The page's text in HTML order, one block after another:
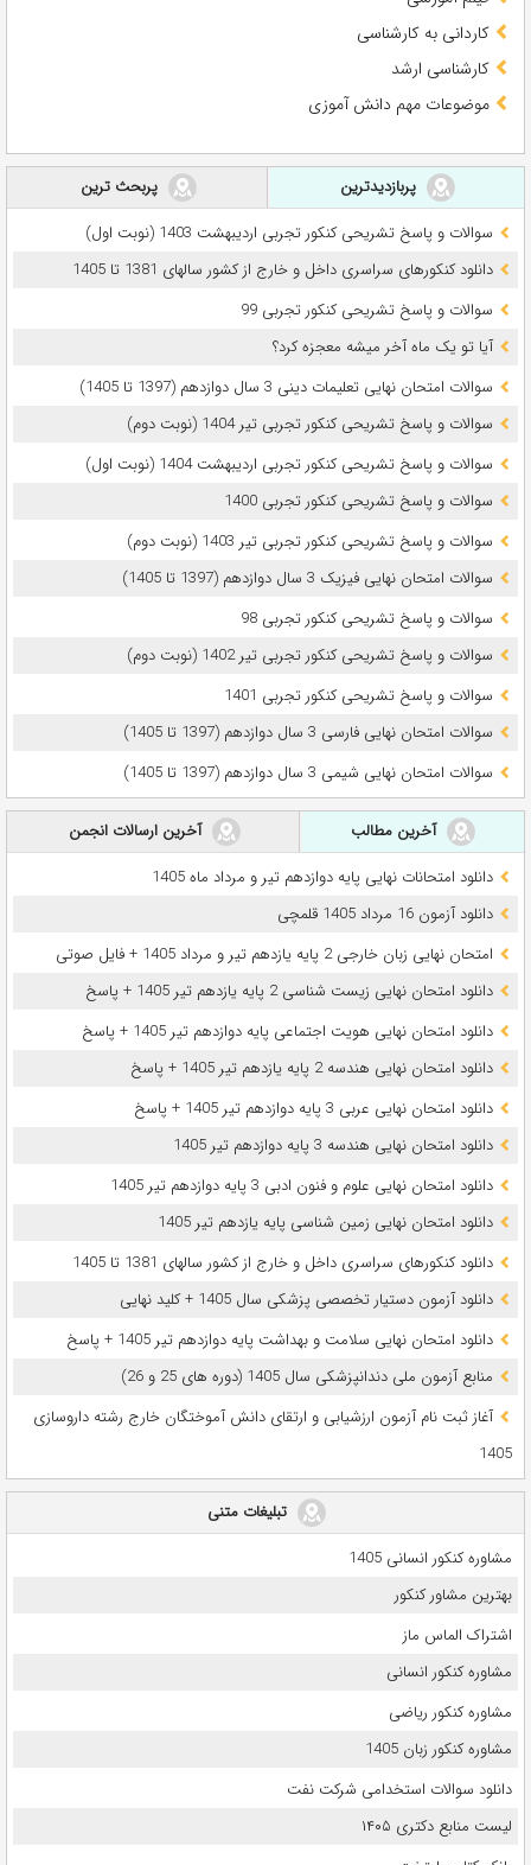
کاردانی به کارشناسی
کارشناسی ارشد
موضوعات مهم دانش آموزی
پربازدیدترین
پربحث ترین
سوالات و پاسخ تشریحی کنکور تجربی اردیبهشت 1403 (نوبت اول)
دانلود کنکورهای سراسری داخل و خارج از کشور سالهای 1381 تا 1405
سوالات و پاسخ تشریحی کنکور تجربی 99
آیا تو یک ماه آخر میشه معجزه کرد؟
سوالات امتحان نهایی تعلیمات دینی 3 سال دوازدهم (1397 تا 1405)
سوالات و پاسخ تشریحی کنکور تجربی تیر 1404 (نوبت دوم)
سوالات و پاسخ تشریحی کنکور تجربی اردیبهشت 1404 (نوبت اول)
سوالات و پاسخ تشریحی کنکور تجربی 1400
سوالات و پاسخ تشریحی کنکور تجربی تیر 1403 (نوبت دوم)
سوالات امتحان نهایی فیزیک 3 سال دوازدهم (1397 تا 1405)
سوالات و پاسخ تشریحی کنکور تجربی 98
سوالات و پاسخ تشریحی کنکور تجربی تیر 1402 (نوبت دوم)
سوالات و پاسخ تشریحی کنکور تجربی 1401
سوالات امتحان نهایی فارسی 3 سال دوازدهم (1397 تا 1405)
سوالات امتحان نهایی شیمی 3 سال دوازدهم (1397 تا 1405)
آخرین مطالب
آخرین ارسالات انجمن
دانلود امتحانات نهایی پایه دوازدهم تیر و مرداد ماه 1405
دانلود آزمون 16 مرداد 1405 قلمچی
امتحان نهایی زبان خارجی 2 پایه یازدهم تیر و مرداد 1405 + فایل صوتی
دانلود امتحان نهایی زیست شناسی 2 پایه یازدهم تیر 1405 + پاسخ
دانلود امتحان نهایی هویت اجتماعی پایه دوازدهم تیر 1405 + پاسخ
دانلود امتحان نهایی هندسه 2 پایه یازدهم تیر 1405 + پاسخ
دانلود امتحان نهایی عربی 3 پایه دوازدهم تیر 1405 + پاسخ
دانلود امتحان نهایی هندسه 3 پایه دوازدهم تیر 1405
دانلود امتحان نهایی علوم و فنون ادبی 3 پایه دوازدهم تیر 1405
دانلود امتحان نهایی زمین شناسی پایه یازدهم تیر 1405
دانلود کنکورهای سراسری داخل و خارج از کشور سالهای 1381 تا 1405
دانلود آزمون دستیار تخصصی پزشکی سال 1405 + کلید نهایی
دانلود امتحان نهایی سلامت و بهداشت پایه دوازدهم تیر 1405 + پاسخ
ﻣﻨﺎﺑﻊ آزﻣﻮن ﻣﻠﯽ دندانپزشکی سال 1405 (دوره های 25 و 26)
آغاز ثبت نام آزمون‌ ارزشیابی و ارتقای دانش آموختگان خارج رشته داروسازی
1405
تبلیغات متنی
مشاوره کنکور انسانی 1405
بهترین مشاور کنکور
اشتراک الماس ماز
مشاوره کنکور انسانی
مشاوره کنکور ریاضی
مشاوره کنکور زبان 1405
دانلود سوالات استخدامی شرکت نفت
لیست منابع دکتری ۱۴۰۵